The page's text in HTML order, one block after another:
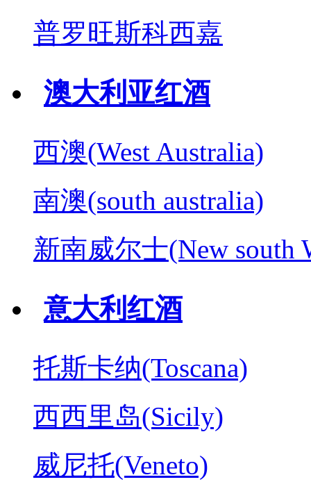
普罗旺斯科西嘉
澳大利亚红酒
西澳(West Australia)
南澳(south australia)
新南威尔士(New south
意大利红酒
托斯卡纳(Toscana)
西西里岛(Sicily)
威尼托(Veneto)